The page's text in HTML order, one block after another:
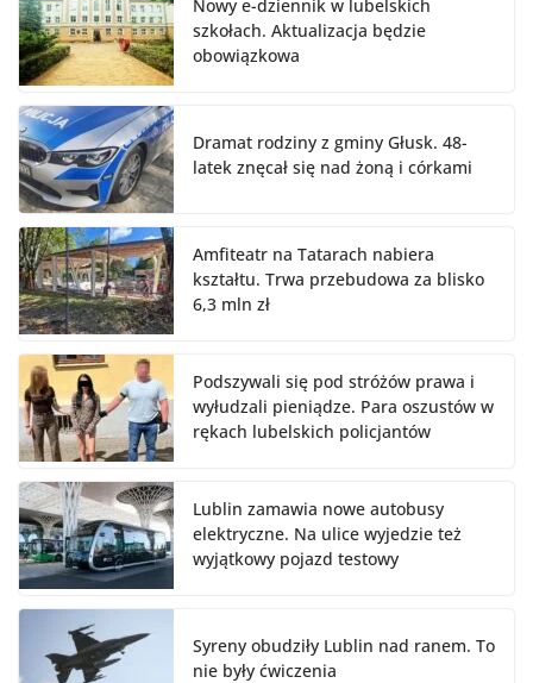
Nowy e-dziennik w lubelskich
szkołach. Aktualizacja będzie
obowiązkowa
Dramat rodziny z gminy Głusk. 48-
latek znęcał się nad żoną i córkami
Amfiteatr na Tatarach nabiera
kształtu. Trwa przebudowa za blisko
6,3 mln zł
Podszywali się pod stróżów prawa i
wyłudzali pieniądze. Para oszustów w
rękach lubelskich policjantów
Lublin zamawia nowe autobusy
elektryczne. Na ulice wyjedzie też
wyjątkowy pojazd testowy
Syreny obudziły Lublin nad ranem. To
nie były ćwiczenia